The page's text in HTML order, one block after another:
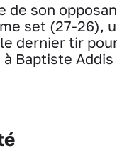
de son
set (27-26),
dernier tir
Baptiste Addis